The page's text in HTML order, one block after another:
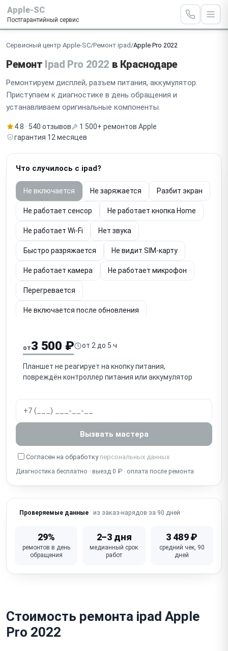
Apple-SC
Постгарантийный сервис
Сервисный центр Apple-SC/Ремонт ipad/Apple Pro 2022
Ремонт Ipad Pro 2022 в Краснодаре
Ремонтируем дисплей, разъем питания, аккумулятор.
Приступаем к диагностике в день обращения и
устанавливаем оригинальные компоненты.
4.8 · 540 отзывов
1 500+ ремонтов Apple
гарантия 12 месяцев
Что случилось с ipad?
Не включается Не заряжается Разбит экран
Не работает сенсор Не работает кнопка Home
Не работает Wi-Fi Нет звука
Быстро разряжается Не видит SIM-карту
Не работает камера Не работает микрофон
Перегревается
Не включается после обновления
от3 500 ₽ от 2 до 5 ч
Планшет не реагирует на кнопку питания,
повреждён контроллер питания или аккумулятор
Вызвать мастера
Согласен на обработку персональных данных
Диагностика бесплатно · выезд 0 ₽ · оплата после ремонта
Проверяемые данные из заказ-нарядов за 90 дней
29%
ремонтов в день
обращения
2–3 дня
медианный срок
работ
3 489 ₽
средний чек, 90
дней
Стоимость ремонта ipad Apple
Pro 2022